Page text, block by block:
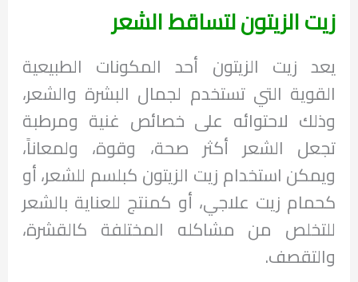
زيت الزيتون لتساقط الشعر
يعد زيت الزيتون أحد المكونات الطبيعية
القوية التي تستخدم لجمال البشرة والشعر،
وذلك لاحتوائه على خصائص غنية ومرطبة
تجعل الشعر أكثر صحة، وقوة، ولمعاناً،
ويمكن استخدام زيت الزيتون كبلسم للشعر، أو
كحمام زيت علاجي، أو كمنتج للعناية بالشعر
للتخلص من مشاكله المختلفة كالقشرة،
والتقصف.